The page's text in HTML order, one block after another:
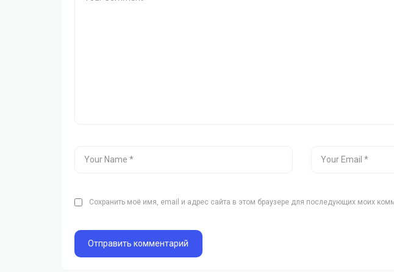
Сохранить моё имя, email и адрес сайта в этом браузере для последующих моих